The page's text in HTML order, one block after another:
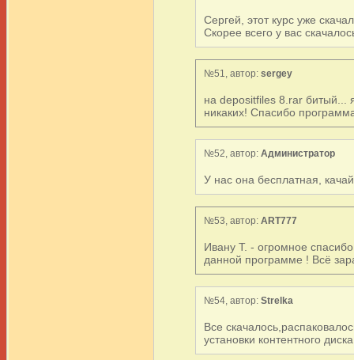
Сергей, этот курс уже
Скорее всего у вас
№51, автор: sergey
на depositfiles 8.rar битый...
никаких! Спасибо
№52, автор: Администратор
У нас она бесплатная,
№53, автор: ART777
Ивану Т. - огромное
данной программе ! Всё
№54, автор: Strelka
Все
установки контентного